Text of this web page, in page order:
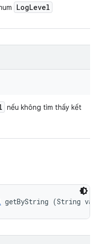
LogLevel
nếu không tìm thấy kết
getByString (String